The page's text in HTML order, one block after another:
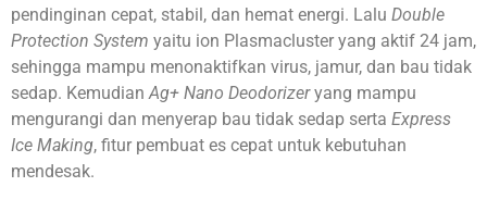
pendinginan cepat, stabil, dan hemat energi. Lalu Double
Protection System yaitu ion Plasmacluster yang aktif 24 jam,
sehingga mampu menonaktifkan virus, jamur, dan bau tidak
sedap. KemudianAg+ Nano Deodorizeryang mampu
mengurangi dan menyerap bau tidak sedap serta Express
Ice Making, fitur pembuat es cepat untuk kebutuhan
mendesak.